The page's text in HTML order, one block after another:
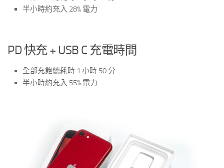
半小時約充入 28% 電力
PD 快充 + USB C 充電時間
全部充飽總耗時 1 小時 50 分
半小時約充入 55% 電力